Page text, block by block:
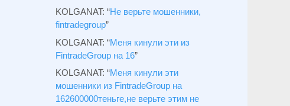
KOLGANAT: “Не верьте мошенники,
fintradegroup”
KOLGANAT: “Меня кинули эти из
FintradeGroup на 16”
KOLGANAT: “Меня кинули эти
мошенники из FintradeGroup на
162600000теньге,не верьте этим не